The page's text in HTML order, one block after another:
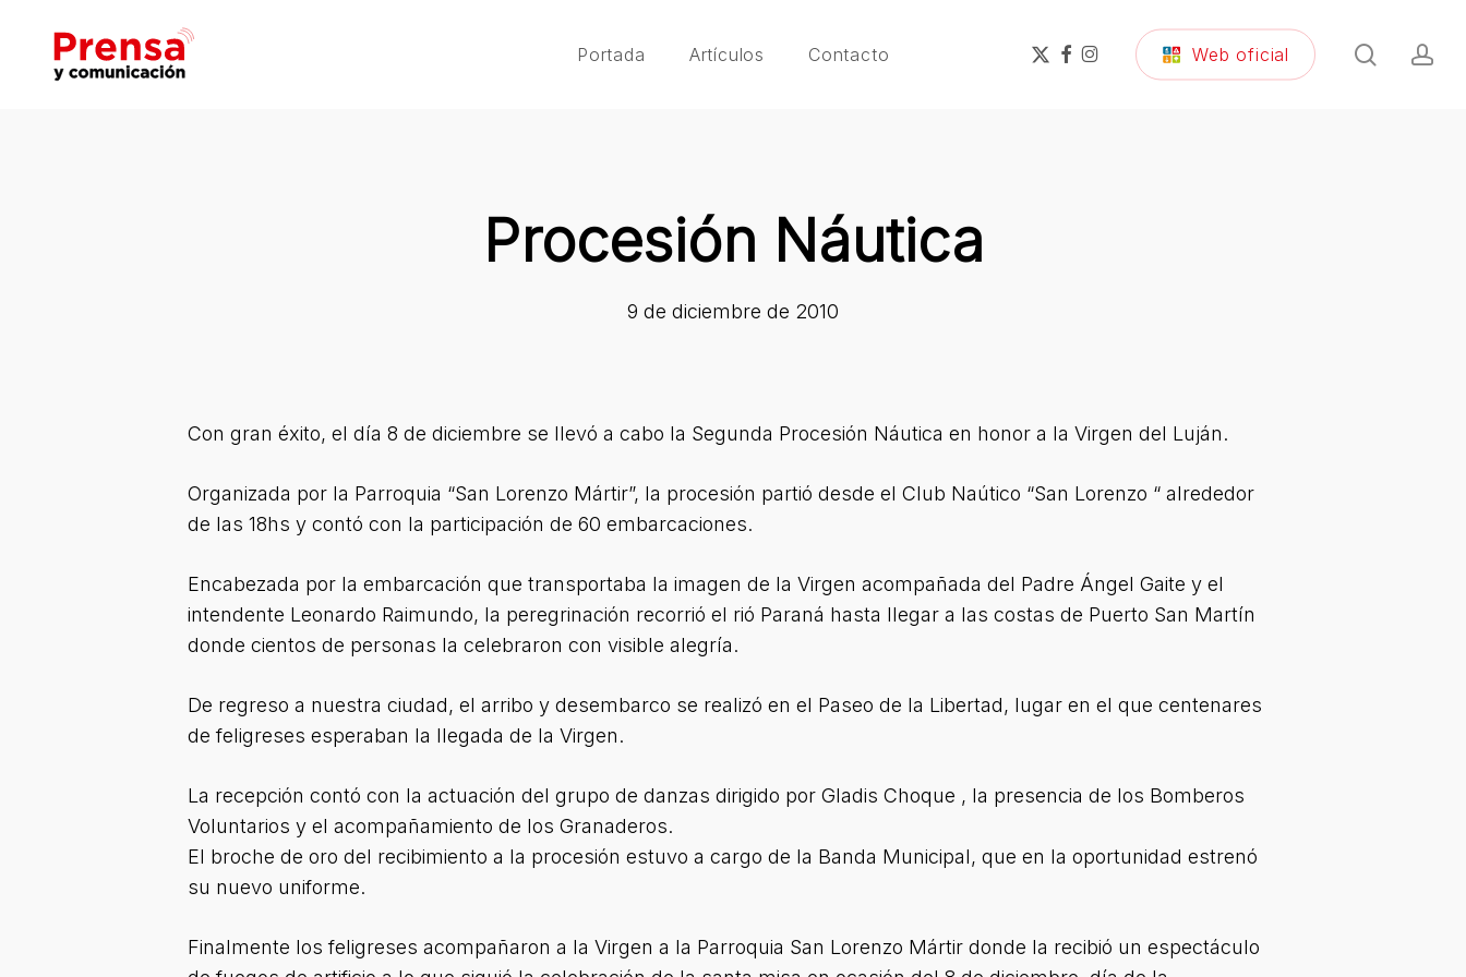
Portada Artículos Contacto
x-
twitter
facebook
instagram Web oficial search
Procesión Náutica
9 de diciembre de 2010
Con gran éxito, el día 8 de diciembre se llevó a cabo la Segunda Procesión Náutica en honor a la Virgen del Luján.
Organizada por la Parroquia “San Lorenzo Mártir”, la procesión partió desde el Club Naútico “San Lorenzo “ alrededor
de las 18hs y contó con la participación de 60 embarcaciones.
Encabezada por la embarcación que transportaba la imagen de la Virgen acompañada del Padre Ángel Gaite y el
intendente Leonardo Raimundo, la peregrinación recorrió el rió Paraná hasta llegar a las costas de Puerto San Martín
donde cientos de personas la celebraron con visible alegría.
De regreso a nuestra ciudad, el arribo y desembarco se realizó en el Paseo de la Libertad, lugar en el que centenares
de feligreses esperaban la llegada de la Virgen.
La recepción contó con la actuación del grupo de danzas dirigido por Gladis Choque , la presencia de los Bomberos
Voluntarios y el acompañamiento de los Granaderos.
El broche de oro del recibimiento a la procesión estuvo a cargo de la Banda Municipal, que en la oportunidad estrenó
su nuevo uniforme.
Finalmente los feligreses acompañaron a la Virgen a la Parroquia San Lorenzo Mártir donde la recibió un espectáculo